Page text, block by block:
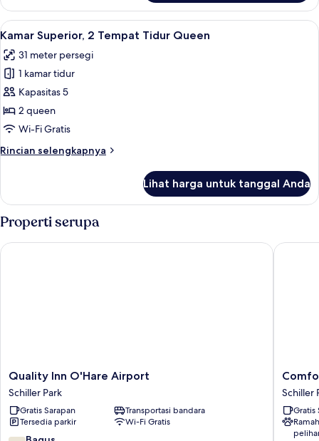
Kamar
Superior,
1
Tidur
King
Lihat
semua
foto
untuk
Kamar
Superior,
2
Tidur
Seprai premium, bantalan ekstra
3
Kamar Superior, 2 Tempat Tidur Queen
31 meter persegi
1 kamar tidur
Kapasitas 5
2 queen
Wi-Fi Gratis
Rincian selengkapnya
Rincian
Kamar
Superior,
2
Tempat
Tidur
Lihat harga untuk tanggal Anda
Properti serupa
Quality
Inn
O'Hare
Airport
Schiller
Park
Quality Inn O'Hare Airport
Schiller Park
Gratis Sarapan
Transportasi bandara
Tersedia parkir
Wi-Fi Gratis
Quality Inn O'Hare Airport
Comfort
Suites
Chicago
O'Hare
Airport
Schiller
Schiller
Gratis